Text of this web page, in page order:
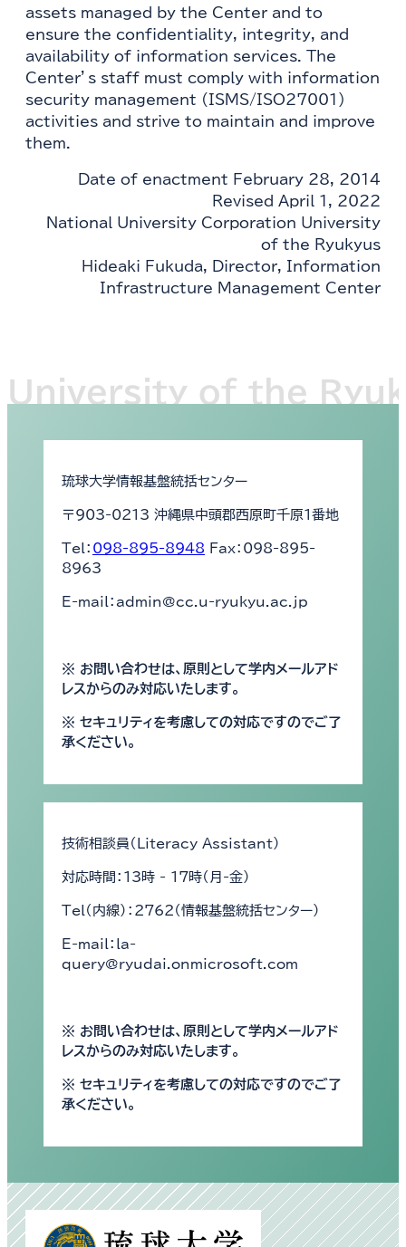
assets managed by the Center and to
ensure the confidentiality, integrity, and
availability of information services. The
Center’s staff must comply with information
security management (ISMS/ISO27001)
activities and strive to maintain and improve
them.
Date of enactment February 28, 2014
Revised April 1, 2022
National University Corporation University
of the Ryukyus
Hideaki Fukuda, Director, Information
Infrastructure Management Center
琉球大学情報基盤統括センター
〒903-0213 沖縄県中頭郡西原町千原1番地
Tel： 098-895-8948 Fax：098-895-
8963
E-mail：admin@cc.u-ryukyu.ac.jp
※ お問い合わせは、原則として学内メールアド
レスからのみ対応いたします。
※ セキュリティを考慮しての対応ですのでご了
承ください。
技術相談員（Literacy Assistant）
対応時間：13時 - 17時（月-金）
Tel（内線）：2762（情報基盤統括センター）
E-mail：la-
query@ryudai.onmicrosoft.com
※ お問い合わせは、原則として学内メールアド
レスからのみ対応いたします。
※ セキュリティを考慮しての対応ですのでご了
承ください。